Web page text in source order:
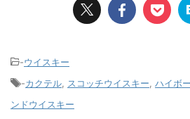
-ウイスキー
-カクテル スコッチウイスキー ハイボ
ンドウイスキー